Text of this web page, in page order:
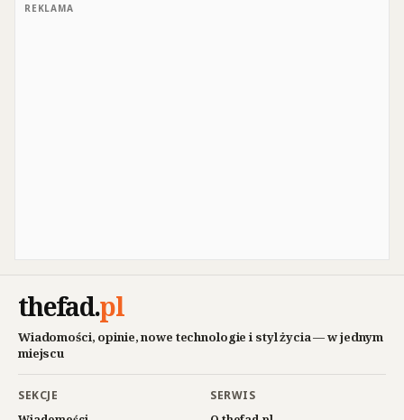
REKLAMA
thefad.pl
Wiadomości, opinie, nowe technologie i styl życia — w jednym
miejscu
SEKCJE
SERWIS